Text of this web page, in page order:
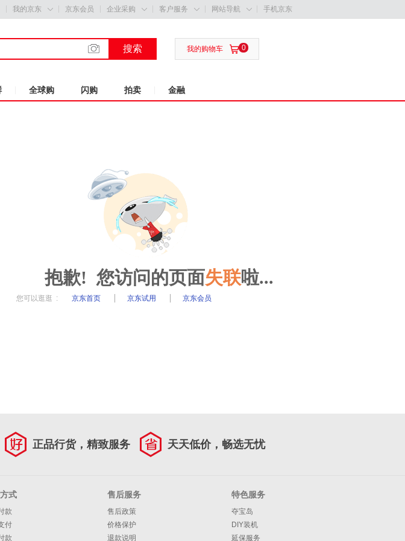
我的京东  京东会员 企业采购  客户服务  网站导航  手机京东
搜索  0
我的购物车
全球购 闪购 拍卖 金融
抱歉! 您访问的页面失联啦...
您可以逛逛 : 京东首页 京东试用 京东会员
正品行货，精致服务 天天低价，畅选无忧
式
款
付
款
售后服务
售后政策
价格保护
退款说明
特色服务
夺宝岛
DIY装机
延保服务